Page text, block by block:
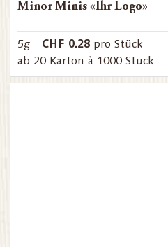
Minor Minis «Ihr Logo»
5g - CHF 0.28 pro Stück
ab 20 Karton à 1000 Stück